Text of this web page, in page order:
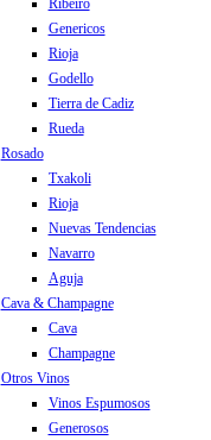
Ribeiro
Genericos
Rioja
Godello
Tierra de Cadiz
Rueda
Rosado
Txakoli
Rioja
Nuevas Tendencias
Navarro
Aguja
Cava & Champagne
Cava
Champagne
Otros Vinos
Vinos Espumosos
Generosos